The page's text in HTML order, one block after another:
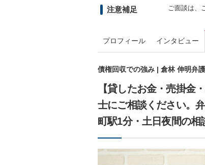
注意補足 ご面談は、
プロフィール インタビュー
債権回収での強み | 倉林 伸明弁
【貸したお金・売掛金
士にご相談ください。
町駅1分・土日夜間の相